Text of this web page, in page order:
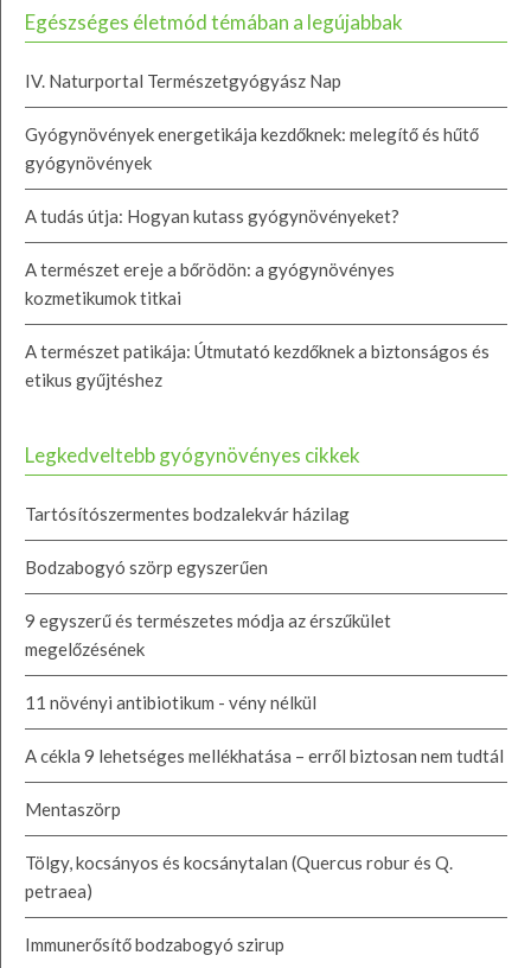
Egészséges életmód témában a legújabbak
IV. Naturportal Természetgyógyász Nap
Gyógynövények energetikája kezdőknek: melegítő és hűtő
gyógynövények
A tudás útja: Hogyan kutass gyógynövényeket?
A természet ereje a bőrödön: a gyógynövényes
kozmetikumok titkai
A természet patikája: Útmutató kezdőknek a biztonságos és
etikus gyűjtéshez
Legkedveltebb gyógynövényes cikkek
Tartósítószermentes bodzalekvár házilag
Bodzabogyó szörp egyszerűen
9 egyszerű és természetes módja az érszűkület
megelőzésének
11 növényi antibiotikum - vény nélkül
A cékla 9 lehetséges mellékhatása – erről biztosan nem tudtál
Mentaszörp
Tölgy, kocsányos és kocsánytalan (Quercus robur és Q.
petraea)
Immunerősítő bodzabogyó szirup